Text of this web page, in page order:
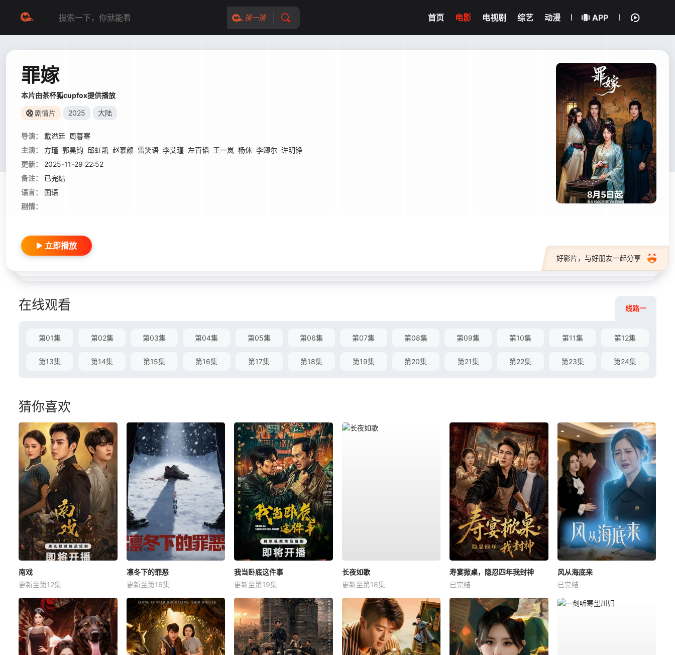
搜一搜 首页 电影 电视剧 综艺 动漫 APP
罪嫁
本片由茶杯狐cupfox提供播放
剧情片 2025 大陆
导演： 戴溢廷 周暮寒
主演：
方瑾 郭昊钧 邱虹凯 赵慕颜 雷笑语 李艾瑾 左百韬 王一岚 杨休 李卿尔 许明铮
更新：
2025-11-29 22:52
备注：
已完结
语言：
国语
剧情：
好影片，与好朋友一起分享
立即播放
在线观看 线路一
第01集 第02集 第03集 第04集 第05集 第06集 第07集 第08集 第09集 第10集 第11集 第12集
第13集 第14集 第15集 第16集 第17集 第18集 第19集 第20集 第21集 第22集 第23集 第24集
猜你喜欢
南戏
更新至第12集
凛冬下的罪恶
更新至第16集
我当卧底这件事
更新至第19集
长夜如歌
更新至第18集
寿宴掀桌，隐忍四年我封神
已完结
风从海底来
已完结